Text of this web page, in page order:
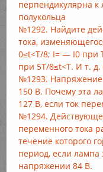
перпендикулярна
полукольца
№1292. Найдите
тока,
0≤t<T/8; I= — I0 при
при 5T/8≤t<T. И т. д.
№1293.
150 В. Почему эта
127 В, если ток
№1294.
переменного тока
течение которого
период, если лампа
напряжении 84 В.